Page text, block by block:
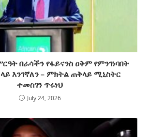
በራሳችን የፋይናንስ ዐቅም የምንገነባበት
እንገኛለን – ምክትል ጠቅላይ ሚኒስትር
ተመስገን ጥሩነህ
July 24, 2026